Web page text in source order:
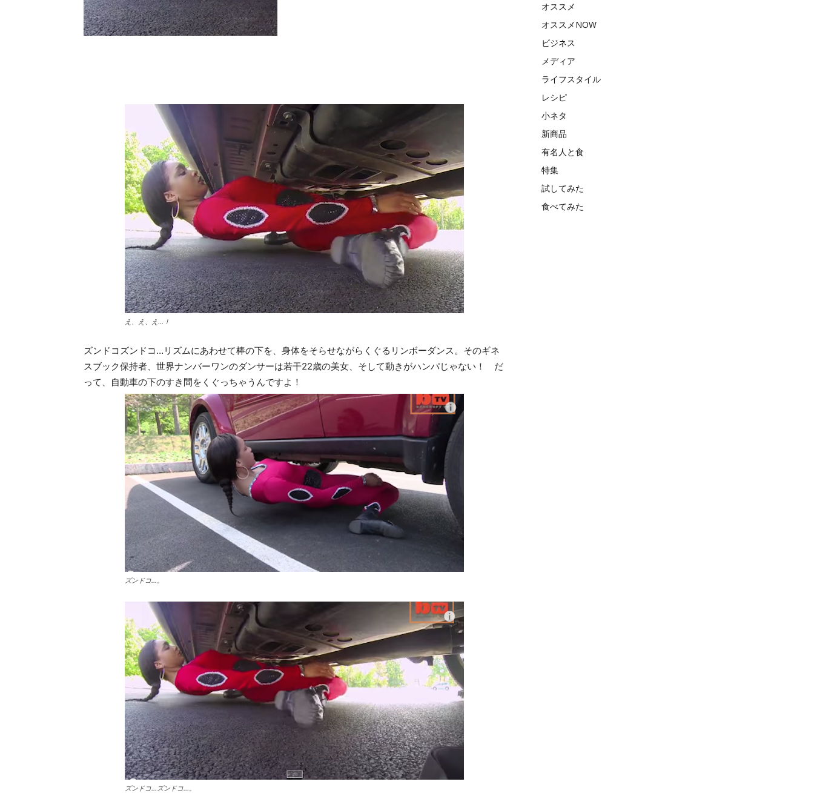
え、え、え…！
ズンドコズンドコ…リズムにあわせて棒の下を、身体をそらせながらくぐるリンボーダンス。そのギネ
スブック保持者、世界ナンバーワンのダンサーは若干22歳の美女、そして動きがハンパじゃない！ だ
って、自動車の下のすき間をくぐっちゃうんですよ！
ズンドコ…。
ズンドコ…ズンドコ…。
オススメ
オススメNOW
ビジネス
メディア
ライフスタイル
レシピ
小ネタ
新商品
有名人と食
特集
試してみた
食べてみた